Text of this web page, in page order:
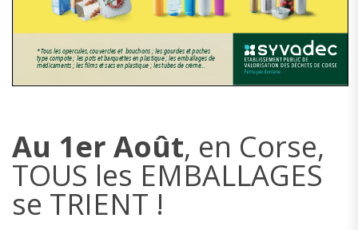
Au 1er Août, en Corse,
TOUS les EMBALLAGES
se TRIENT !